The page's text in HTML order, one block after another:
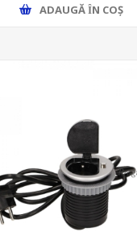
ADAUGĂ ȊN COŞ